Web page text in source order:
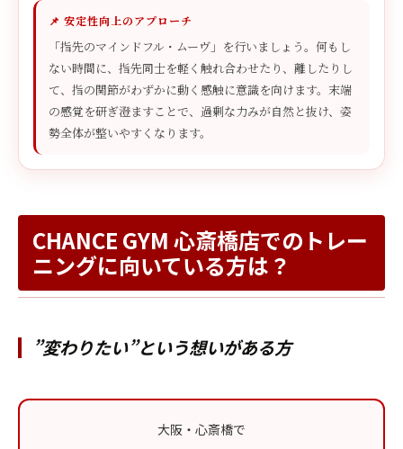
📌 安定性向上のアプローチ
「指先のマインドフル・ムーヴ」を行いましょう。何もし
ない時間に、指先同士を軽く触れ合わせたり、離したりし
て、指の関節がわずかに動く感触に意識を向けます。末端
の感覚を研ぎ澄ますことで、過剰な力みが自然と抜け、姿
勢全体が整いやすくなります。
CHANCE GYM 心斎橋店でのトレー
ニングに向いている方は？
”変わりたい”という想いがある方
大阪・心斎橋で